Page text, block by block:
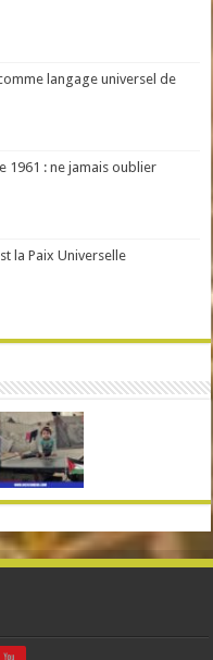
langage universel de
1961 : ne jamais oublier
la Paix Universelle